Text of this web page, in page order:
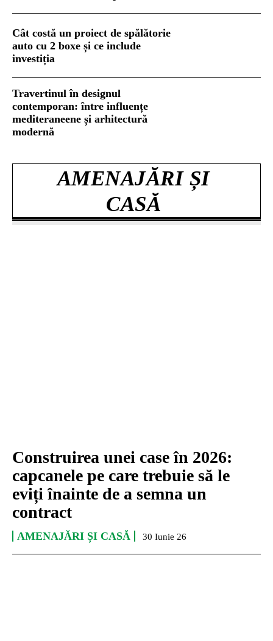
Cât costă un proiect de spălătorie
auto cu 2 boxe și ce include
investiția
Travertinul în designul
contemporan: între influențe
mediteraneene și arhitectură
modernă
AMENAJĂRI ȘI
CASĂ
Construirea unei case în 2026:
capcanele pe care trebuie să le
eviți înainte de a semna un
contract
AMENAJĂRI ȘI CASĂ 30 Iunie 26